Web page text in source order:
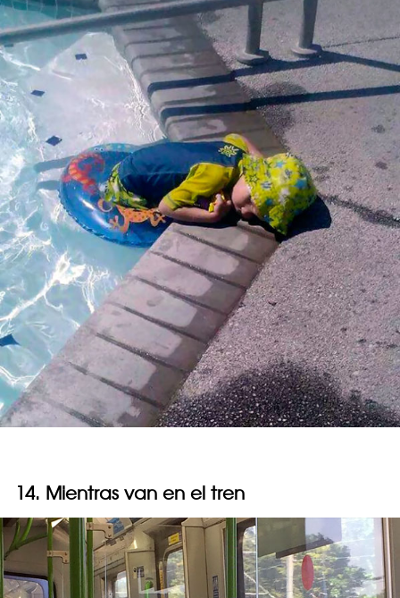
14. Mientras van en el tren